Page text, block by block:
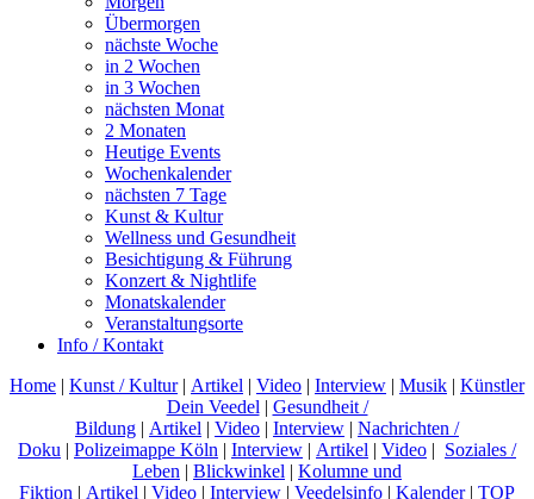
Übermorgen
nächste Woche
in 2 Wochen
in 3 Wochen
nächsten Monat
2 Monaten
Heutige Events
Wochenkalender
nächsten 7 Tage
Kunst & Kultur
Wellness und Gesundheit
Besichtigung & Führung
Konzert & Nightlife
Monatskalender
Veranstaltungsorte
Info / Kontakt
Home | Kunst / Kultur| Artikel | Video | Interview | Musik | Künstler
Dein Veedel | Gesundheit /
Bildung | Artikel | Video | Interview | Nachrichten /
Doku | Polizeimappe Köln | Interview | Artikel | Video | Soziales /
Leben | Blickwinkel | Kolumne und
Fiktion | Artikel | Video | Interview | Veedelsinfo | Kalender| TOP